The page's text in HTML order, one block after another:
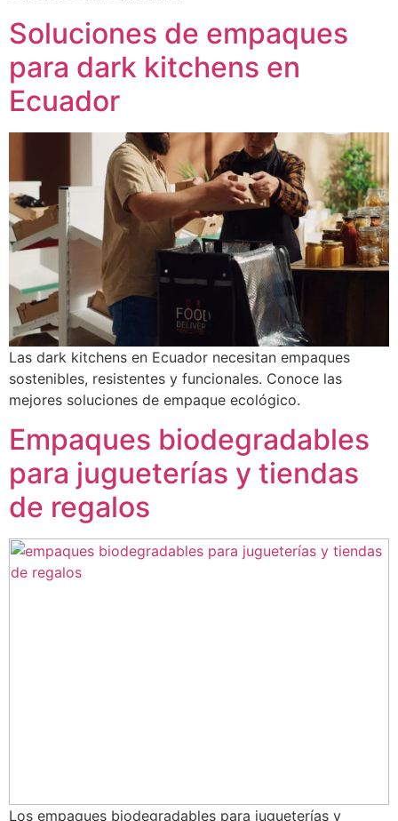
Soluciones de empaques
para dark kitchens en
Ecuador
Las dark kitchens en Ecuador necesitan empaques
sostenibles, resistentes y funcionales. Conoce las
mejores soluciones de empaque ecológico.
Empaques biodegradables
para jugueterías y tiendas
de regalos
Los empaques biodegradables para jugueterías y